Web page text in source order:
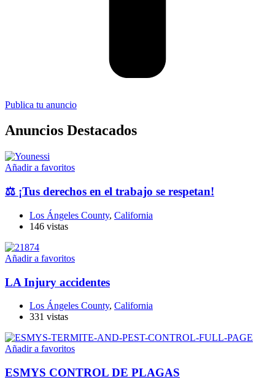
Publica tu anuncio
Anuncios Destacados
Añadir a favoritos
⚖️ ¡Tus derechos en el trabajo se respetan!
Los Ángeles County, California
146 vistas
Añadir a favoritos
LA Injury accidentes
Los Ángeles County, California
331 vistas
Añadir a favoritos
ESMYS CONTROL DE PLAGAS